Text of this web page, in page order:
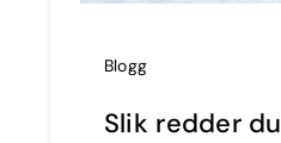
Blogg
Slik redder du